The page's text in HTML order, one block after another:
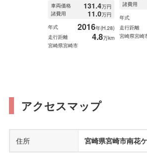
車両価格
131.4万円
諸費用
11.0万円
年式
2016年(H.28)
走行距離
4.8万km
宮崎県宮崎市
諸費用
年式
走行距離
宮崎県宮崎
アクセスマップ
住所 宮崎県宮崎市南花